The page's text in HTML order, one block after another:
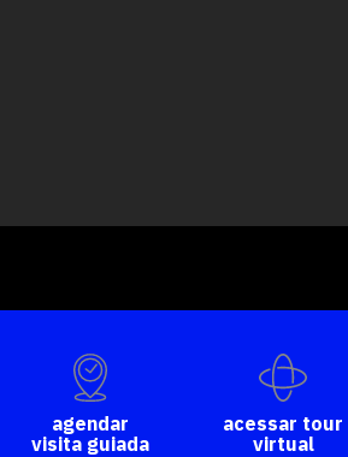
agendar
visita guiada
acessar tour
virtual